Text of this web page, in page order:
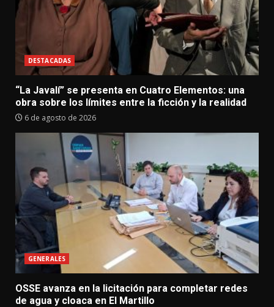
DESTACADAS
“La Javalí” se presenta en Cuatro Elementos: una
obra sobre los límites entre la ficción y la realidad
6 de agosto de 2026
GENERALES
OSSE avanza en la licitación para completar redes
de agua y cloaca en El Martillo